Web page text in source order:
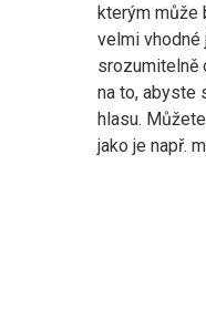
kterým může
velmi vhodné
srozumitelně
na to, abyste
hlasu.
jako je např.